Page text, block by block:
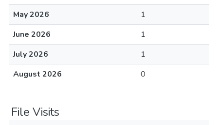
May 2026
1
June 2026
1
July 2026
1
August 2026
0
File Visits